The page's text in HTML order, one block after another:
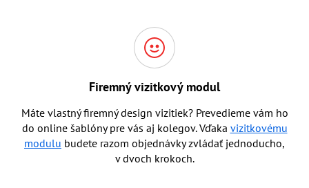
Firemný vizitkový modul
Máte vlastný firemný design vizitiek? Prevedieme vám ho
do online šablóny pre vás aj kolegov. Vďaka vizitkovému
modulu budete razom objednávky zvládať jednoducho,
v dvoch krokoch.